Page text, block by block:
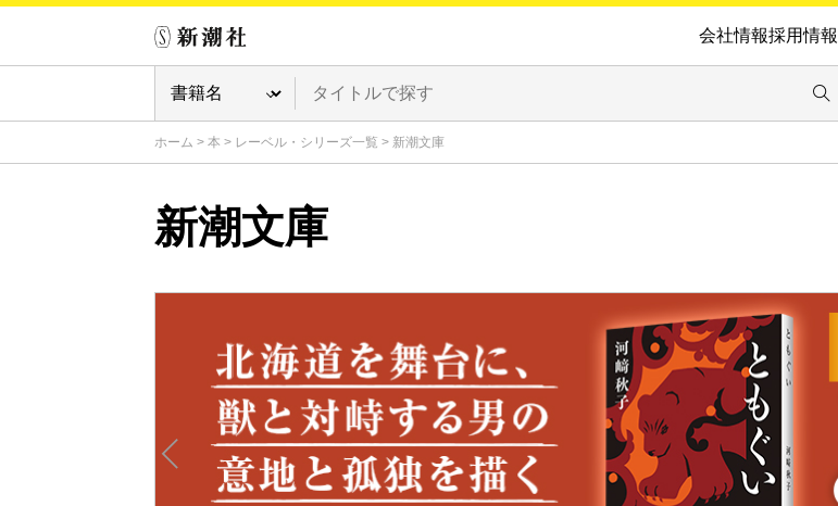
会社情報採用情報
ホーム > 本 > レーベル・シリーズ一覧 > 新潮文庫
新潮文庫